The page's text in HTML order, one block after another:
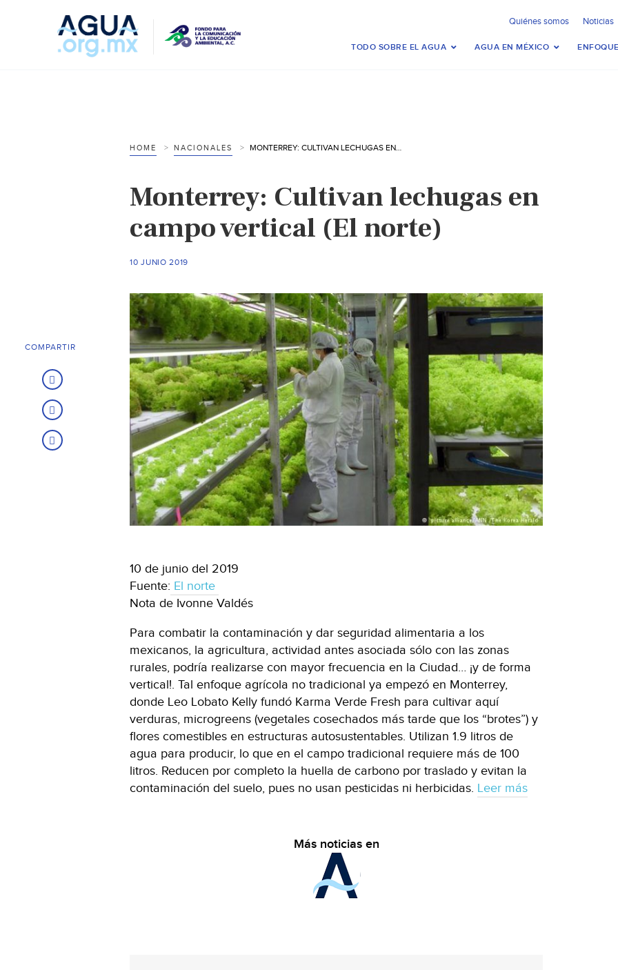
Quiénes somos Noticias
TODO SOBRE EL AGUA AGUA EN MÉXICO
HOME NACIONALES MONTERREY: CULTIVAN LECHUGAS EN CAMPO VERTICAL (EL NORTE)
Monterrey: Cultivan lechugas en
campo vertical (El norte)
10 JUNIO 2019
10 de junio del 2019
Fuente: El norte
Nota de Ivonne Valdés
Para combatir la contaminación y dar seguridad alimentaria a los
mexicanos, la agricultura, actividad antes asociada sólo con las zonas
rurales, podría realizarse con mayor frecuencia en la Ciudad… ¡y de forma
vertical!. Tal enfoque agrícola no tradicional ya empezó en Monterrey,
donde Leo Lobato Kelly fundó Karma Verde Fresh para cultivar aquí
verduras, microgreens (vegetales cosechados más tarde que los “brotes”) y
flores comestibles en estructuras autosustentables. Utilizan 1.9 litros de
agua para producir, lo que en el campo tradicional requiere más de 100
litros. Reducen por completo la huella de carbono por traslado y evitan la
contaminación del suelo, pues no usan pesticidas ni herbicidas. Leer más
Más noticias en
COMPARTIR